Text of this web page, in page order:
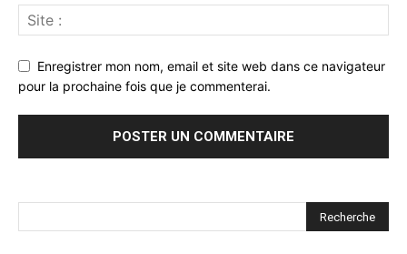
Enregistrer mon nom, email et site web dans ce navigateur
pour la prochaine fois que je commenterai.